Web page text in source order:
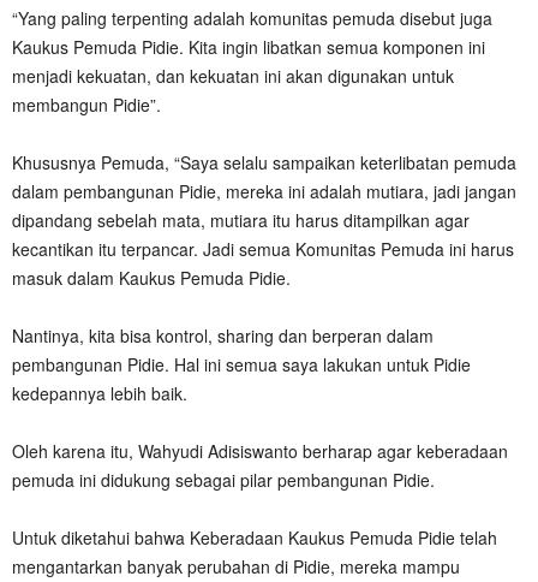
“Yang paling terpenting adalah komunitas pemuda disebut juga
Kaukus Pemuda Pidie. Kita ingin libatkan semua komponen ini
menjadi kekuatan, dan kekuatan ini akan digunakan untuk
membangun Pidie”.
Khususnya Pemuda, “Saya selalu sampaikan keterlibatan pemuda
dalam pembangunan Pidie, mereka ini adalah mutiara, jadi jangan
dipandang sebelah mata, mutiara itu harus ditampilkan agar
kecantikan itu terpancar. Jadi semua Komunitas Pemuda ini harus
masuk dalam Kaukus Pemuda Pidie.
Nantinya, kita bisa kontrol, sharing dan berperan dalam
pembangunan Pidie. Hal ini semua saya lakukan untuk Pidie
kedepannya lebih baik.
Oleh karena itu, Wahyudi Adisiswanto berharap agar keberadaan
pemuda ini didukung sebagai pilar pembangunan Pidie.
Untuk diketahui bahwa Keberadaan Kaukus Pemuda Pidie telah
mengantarkan banyak perubahan di Pidie, mereka mampu